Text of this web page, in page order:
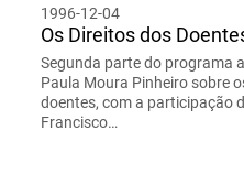
1996-12-04
Os Direitos dos
Segunda parte do programa
Paula Moura Pinheiro sobre
doentes, com a participação
Francisco…